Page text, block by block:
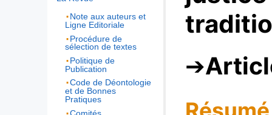
Note aux auteurs et
Ligne Editoriale
Procédure de
sélection de textes
Politique de
Publication
Code de Déontologie
et de Bonnes
Pratiques
Comités